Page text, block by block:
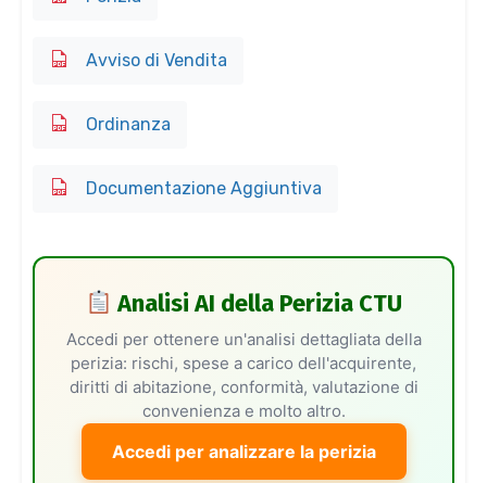
Avviso di Vendita
Ordinanza
Documentazione Aggiuntiva
Analisi AI della Perizia CTU
Accedi per ottenere un'analisi dettagliata della
perizia: rischi, spese a carico dell'acquirente,
diritti di abitazione, conformità, valutazione di
convenienza e molto altro.
Accedi per analizzare la perizia